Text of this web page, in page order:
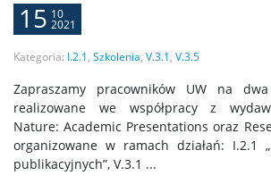
15 10
2021
Kategoria: I.2.1, Szkolenia, V.3.1, V.3.5
Zapraszamy pracowników UW na
realizowane we współpracy z
Nature: Academic Presentations oraz
organizowane w ramach działań: I.2.1
publikacyjnych”, V.3.1 ...